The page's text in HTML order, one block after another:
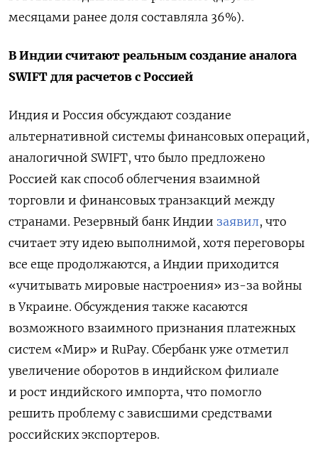
месяцами ранее доля составляла 36%).
В Индии считают реальным создание аналога
SWIFT для расчетов с Россией
Индия и Россия обсуждают создание
альтернативной системы финансовых операций,
аналогичной SWIFT, что было предложено
Россией как способ облегчения взаимной
торговли и финансовых транзакций между
странами. Резервный банк Индии заявил, что
считает эту идею выполнимой, хотя переговоры
все еще продолжаются, а Индии приходится
«учитывать мировые настроения» из-за войны
в Украине. Обсуждения также касаются
возможного взаимного признания платежных
систем «Мир» и RuPay. Сбербанк уже отметил
увеличение оборотов в индийском филиале
и рост индийского импорта, что помогло
решить проблему с зависшими средствами
российских экспортеров.